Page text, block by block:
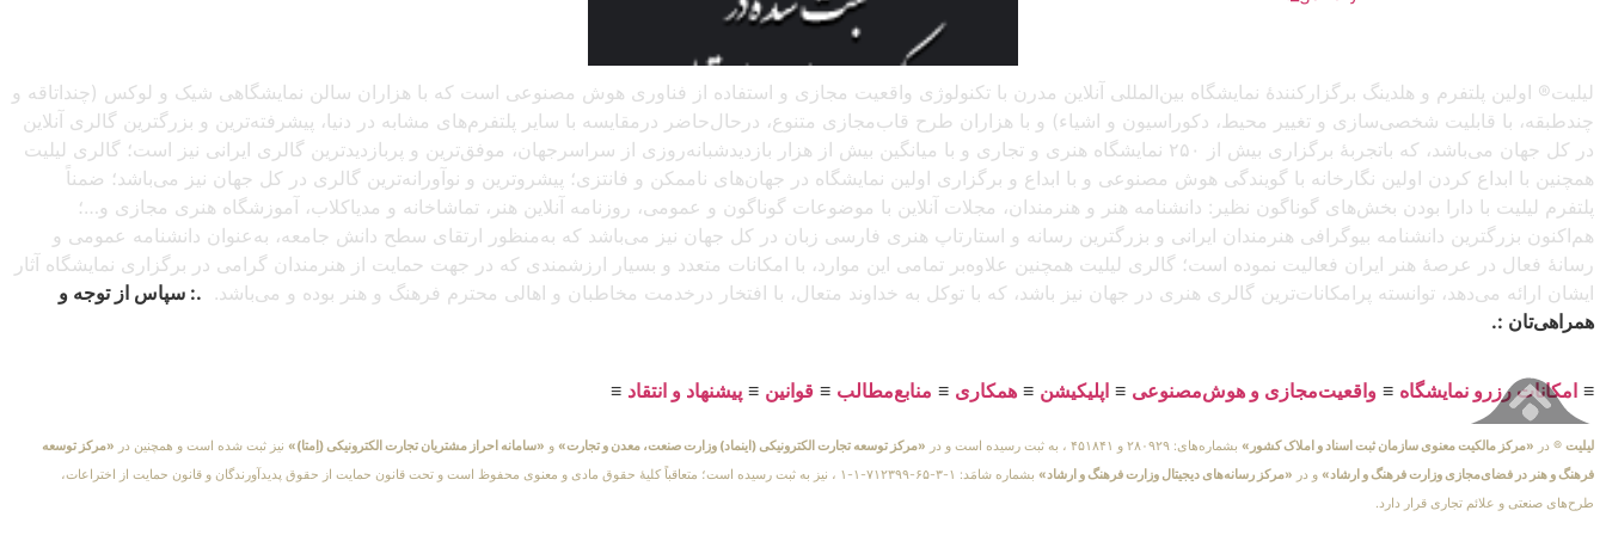
لیلیت® اولین پلتفرم و هلدینگ برگزارکنندهٔ نمایشگاه بین‌المللی آنلاین مدرن با تکنولوژی واقعیت مجازی و استفاده از فناوری هوش مصنوعی است که با هزاران سالن نمایشگاهی شیک و لوکس (چنداتاقه و
چندطبقه، با قابلیت شخصی‌سازی و تغییر محیط، دکوراسیون و اشیاء) و با هزاران طرح قاب‌مجازی متنوع، درحال‌حاضر درمقایسه با سایر پلتفرم‌های مشابه در دنیا، پیشرفته‌ترین و بزرگترین گالری آنلاین
در کل جهان می‌باشد، که باتجربهٔ برگزاری بیش از ۲۵۰ نمایشگاه هنری و تجاری و با میانگین بیش از هزار بازدیدشبانه‌روزی از سراسرجهان، موفق‌ترین و پربازدیدترین گالری ایرانی نیز است؛ گالری لیلیت
همچنین با ابداع کردن اولین نگارخانه با گویندگی هوش مصنوعی و با ابداع و برگزاری اولین نمایشگاه در جهان‌های ناممکن و فانتزی؛ پیشروترین و نوآورانه‌ترین گالری در کل جهان نیز می‌باشد؛ ضمناً
پلتفرم لیلیت با دارا بودن بخش‌های گوناگون نظیر: دانشنامه هنر و هنرمندان، مجلات آنلاین با موضوعات گوناگون و عمومی، روزنامه آنلاین هنر، تماشاخانه و مدیاکلاب، آموزشگاه هنری مجازی و…؛
هم‌اکنون بزرگترین دانشنامه بیوگرافی هنرمندان ایرانی و بزرگترین رسانه و استارتاپ هنری فارسی زبان در کل جهان نیز می‌باشد که به‌منظور ارتقای سطح دانش جامعه، به‌عنوان دانشنامه عمومی و
رسانهٔ فعال در عرصهٔ هنر ایران فعالیت نموده است؛ گالری لیلیت همچنین علاوه‌بر تمامی این موارد، با امکانات متعدد و بسیار ارزشمندی که در جهت حمایت از هنرمندان گرامی در برگزاری نمایشگاه آثار
ایشان ارائه می‌دهد، توانسته پرامکانات‌ترین گالری هنری در جهان نیز باشد، که با توکل به خداوند متعال، با افتخار درخدمت مخاطبان و اهالی محترم فرهنگ و هنر بوده و می‌باشد. .: سپاس از توجه و
همراهی‌تان :.
≡ امکانات رزرو نمایشگاه ≡ واقعیت‌مجازی و هوش‌مصنوعی ≡ اپلیکیشن ≡ همکاری ≡ منابع‌مطالب ≡ قوانین ≡ پیشنهاد و انتقاد ≡
لیلیت ® در «مرکز مالکیت معنوی سازمان ثبت اسناد و املاک کشور» بشماره‌های: ۲۸۰۹۲۹ و ۴۵۱۸۴۱ ، به ثبت رسیده است و در «مرکز توسعه تجارت الکترونیکی (اینماد) وزارت صنعت، معدن و تجارت» و «سامانه احراز مشتریان تجارت الکترونیکی (اِمتا)» نیز ثبت شده است و همچنین در «مرکز توسعه
فرهنگ و هنر در فضای‌مجازی وزارت فرهنگ و ارشاد» و در «مرکز رسانه‌های دیجیتال وزارت فرهنگ و ارشاد»
بشماره شامَد: ۱-۳-۶۵-۷۱۲۳۹۹-۱-۱ ، نیز به ثبت رسیده است؛ متعاقباً کلیهٔ حقوق مادی و معنوی محفوظ است و تحت قانون حمایت از حقوق پدیدآورندگان و قانون حمایت از اختراعات،
طرح‌های صنعتی و علائم تجاری قرار دارد.